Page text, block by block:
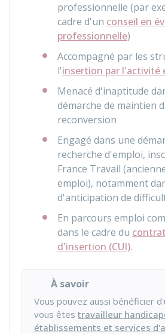
professionnelle (par
cadre d'un conseil en
professionnelle)
Accompagné par les
l'insertion par l'activité
Menacé d'inaptitude
démarche de maintien
reconversion
Engagé dans une
recherche d'emploi,
France Travail
emploi), notamment
d'anticipation de
En parcours emploi
dans le cadre du
d'insertion (CUI).
À savoir
Vous pouvez aussi bénéficier
vous êtes travailleur
établissements et services